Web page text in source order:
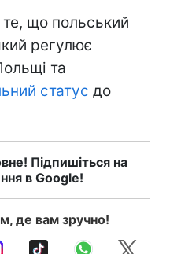
що польський
регулює
та
статус до
Підпишіться на
в Google!
де вам зручно!